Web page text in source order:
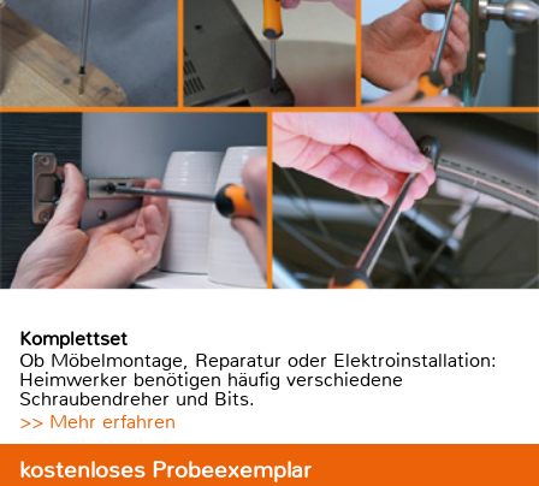
Komplettset
Ob Möbelmontage, Reparatur oder Elektroinstallation:
Heimwerker benötigen häufig verschiedene
Schraubendreher und Bits.
>> Mehr erfahren
kostenloses Probeexemplar